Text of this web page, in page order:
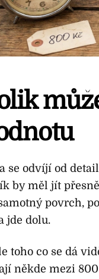
se odvíjí od
by měl jít
povrch,
jde dolu.
toho co se dá
někde mezi